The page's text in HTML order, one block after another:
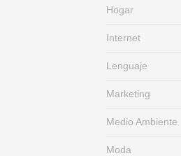
Hogar
Internet
Lenguaje
Marketing
Medio Ambiente
Moda